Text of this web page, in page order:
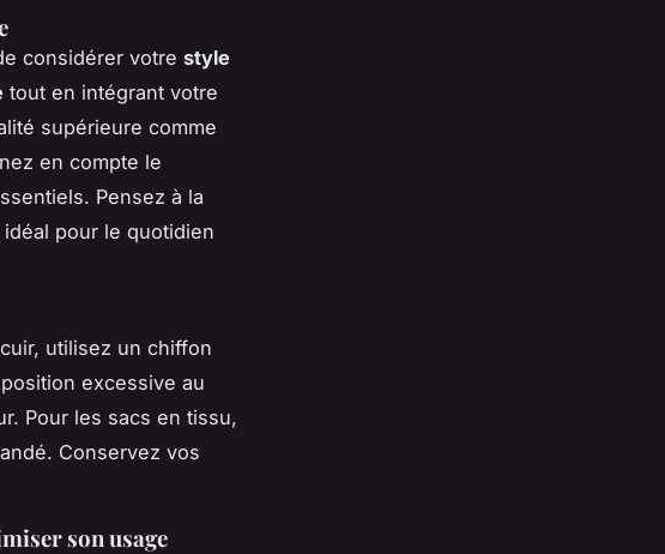
considérer votre style
tout en intégrant votre
supérieure comme
en compte le
Pensez à la
pour le quotidien
utilisez un chiffon
excessive au
Pour les sacs en tissu,
Conservez vos
son usage